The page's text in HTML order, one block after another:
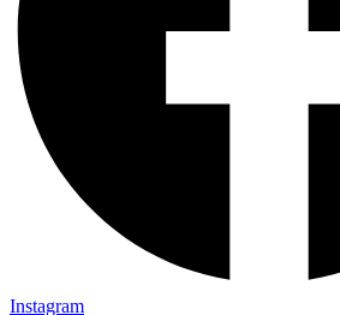
Instagram